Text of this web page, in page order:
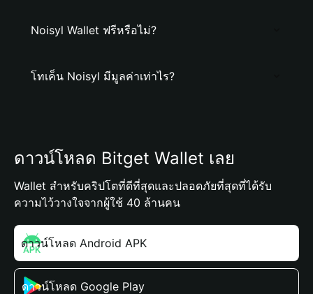
Noisyl Wallet ฟรีหรือไม่?
โทเค็น Noisyl มีมูลค่าเท่าไร?
ดาวน์โหลด Bitget Wallet เลย
Wallet สำหรับคริปโตที่ดีที่สุดและปลอดภัยที่สุดที่ได้รับ
ความไว้วางใจจากผู้ใช้ 40 ล้านคน
ดาวน์โหลด Android APK
ดาวน์โหลด Google Play